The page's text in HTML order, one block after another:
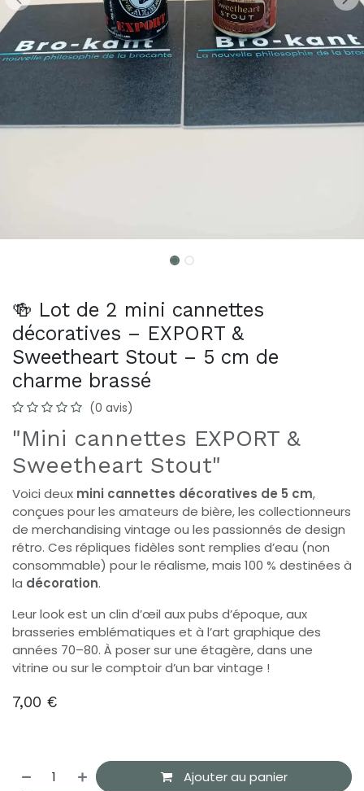
🍻 Lot de 2 mini cannettes
décoratives – EXPORT &
Sweetheart Stout – 5 cm de
charme brassé
(0 avis)
"Mini cannettes EXPORT &
Sweetheart Stout"
Voici deux mini cannettes décoratives de 5 cm,
conçues pour les amateurs de bière, les collectionneurs
de merchandising vintage ou les passionnés de design
rétro. Ces répliques fidèles sont remplies d’eau (non
consommable) pour le réalisme, mais 100 % destinées à
la décoration.
Leur look est un clin d’œil aux pubs d’époque, aux
brasseries emblématiques et à l’art graphique des
années 70–80. À poser sur une étagère, dans une
vitrine ou sur le comptoir d’un bar vintage !
7,00 €
Ajouter au panier